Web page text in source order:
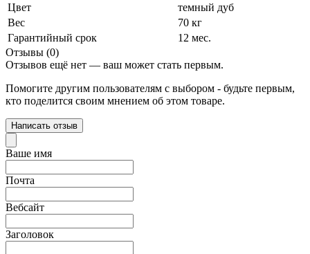
Цвет
темный дуб
Вес
70 кг
Гарантийный срок
12 мес.
Отзывы (0)
Отзывов ещё нет — ваш может стать первым.
Помогите другим пользователям с выбором - будьте первым,
кто поделится своим мнением об этом товаре.
Написать отзыв
Ваше имя
Почта
Вебсайт
Заголовок